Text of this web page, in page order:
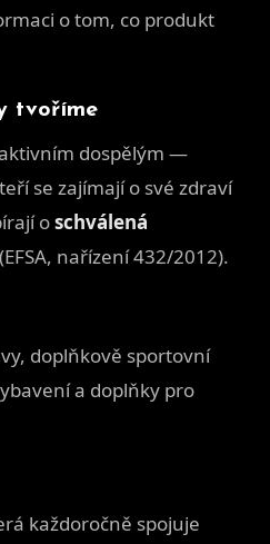
o tom, co produkt
tvoříme
dospělým —
se zajímají o své zdraví
oschválená
(EFSA, nařízení 432/2012).
doplňkově sportovní
a doplňky pro
každoročně spojuje